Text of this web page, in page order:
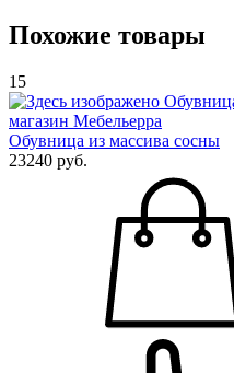
Похожие товары
15
Обувница из массива сосны
23240 руб.